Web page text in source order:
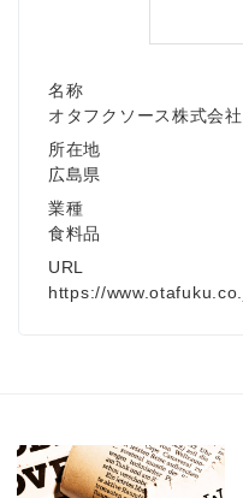
名称
オタフクソース株式会社
所在地
広島県
業種
食料品
URL
https://